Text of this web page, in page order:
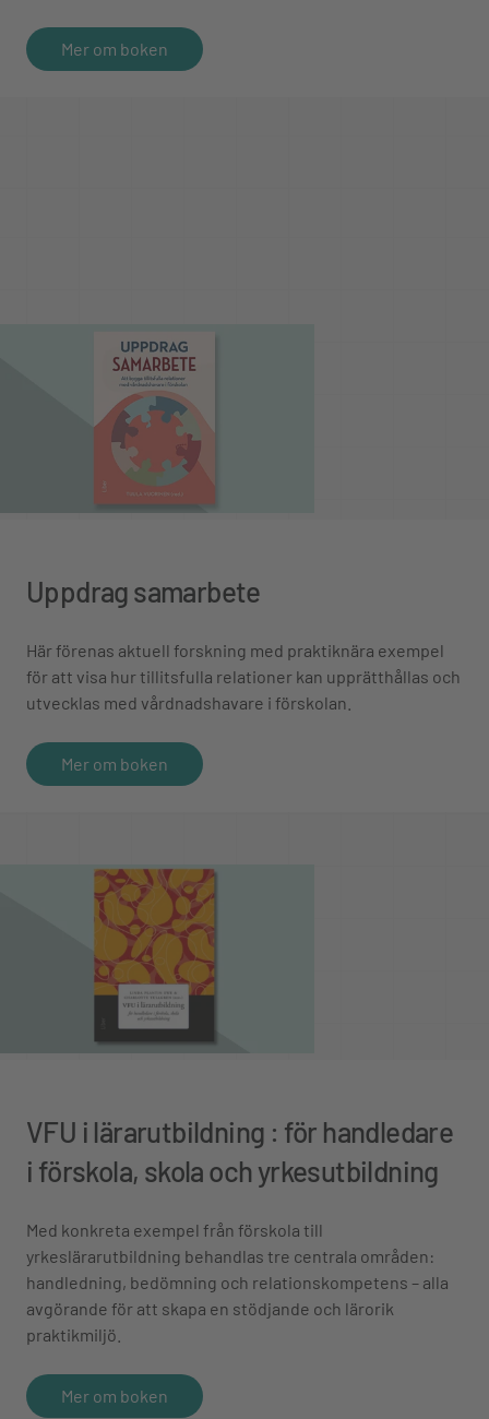
Mer om boken
Uppdrag samarbete
Här förenas aktuell forskning med praktiknära exempel
för att visa hur tillitsfulla relationer kan upprätthållas och
utvecklas med vårdnadshavare i förskolan.
Mer om boken
VFU i lärarutbildning : för handledare
i förskola, skola och yrkesutbildning
Med konkreta exempel från förskola till
yrkeslärarutbildning behandlas tre centrala områden:
handledning, bedömning och relationskompetens – alla
avgörande för att skapa en stödjande och lärorik
praktikmiljö.
Mer om boken